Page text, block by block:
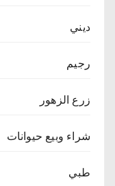
ديني
رجيم
زرع الزهور
شراء وبيع حيوانات
طبي